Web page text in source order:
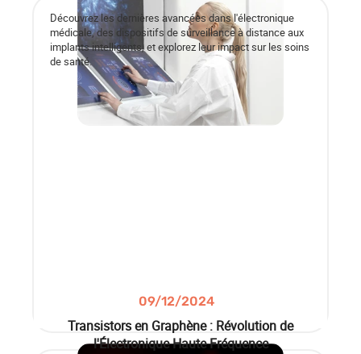
Découvrez les dernières avancées dans l'électronique
médicale, des dispositifs de surveillance à distance aux
implants intelligents, et explorez leur impact sur les soins
de santé.
09/12/2024
Transistors en Graphène : Révolution de
l'Électronique Haute Fréquence